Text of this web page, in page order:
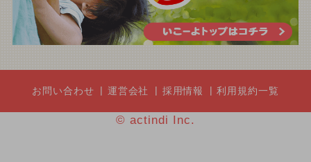
お問い合わせ 運営会社 採用情報 利用規約一覧
© actindi Inc.